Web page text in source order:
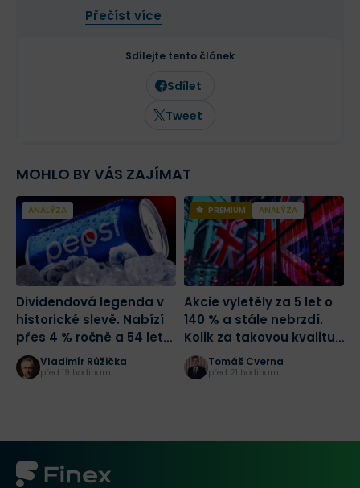
magisterském studiu.
Na finančních trzích se pohybuje již více
analýze tradičních i kryptoměnových
trhů. Ve Finexu působí jako šéfredaktor a
zaměřuje se na investování,
makroekonomii a aktuální dění na
finančních trzích.
Přečíst více
Sdílejte tento článek
Sdílet
Tweet
MOHLO BY VÁS ZAJÍMAT
ANALÝZA
Dividendová legenda v
historické slevě. Nabízí
přes 4 % ročně a 54 let
růstu dividendy
Vladimír Růžička
před 19 hodinami
PREMIUM ANALÝZA
Akcie vyletěly za 5 let o
140 % a stále nebrzdí.
Kolik za takovou kvalitu
zaplatit?
Tomáš Cverna
před 21 hodinami